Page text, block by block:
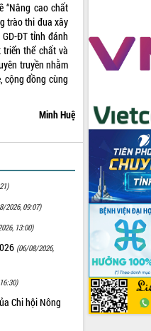
“Nâng cao chất
trào thi đua xây
ĐT tỉnh đánh
thể chất và
truyền nhằm
cộng đồng cùng
Minh Huệ
2026, 09:07)
13:00)
(06/08/2026,
Chi hội Nông